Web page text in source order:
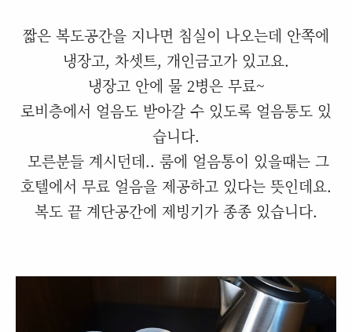
짧은 복도공간을 지나면 침실이 나오는데 안쪽에
냉장고, 차셋트, 개인금고가 있고요.
냉장고 안에 물 2병은 무료~
로비층에서 얼음도 받아갈 수 있도록 얼음통도 있
습니다.
모른분들 계시던데.. 룸에 얼음통이 있을때는 그
호텔에서 무료 얼음을 제공하고 있다는 뜻인데요.
복도 끝 계단공간에 제빙기가 종종 있습니다.